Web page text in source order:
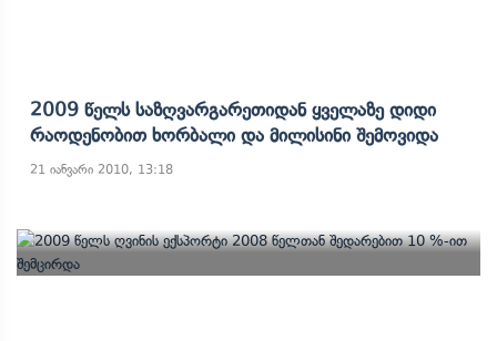
2009 Წელს Საზღვარგარეთიდან Ყველაზე Დიდი
Რაოდენობით Ხორბალი Და Მილისინი Შემოვიდა
21 იანვარი 2010, 13:18